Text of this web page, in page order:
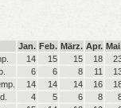
Jan. Feb. März. Apr.
14 15 15 18
6 6 8 11
14 14 14 16
4 5 6 8